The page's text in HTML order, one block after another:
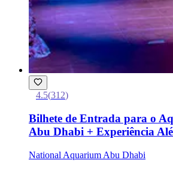
4.5(312)
Bilhete de Entrada para o
Abu Dhabi + Experiência
National Aquarium Abu Dhabi